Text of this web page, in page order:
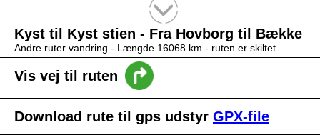
Kyst til Kyst stien - Fra Hovborg til Bække
Andre ruter vandring - Længde 16068 km - ruten er skiltet
Vis vej til ruten
Download rute til gps udstyr GPX-file